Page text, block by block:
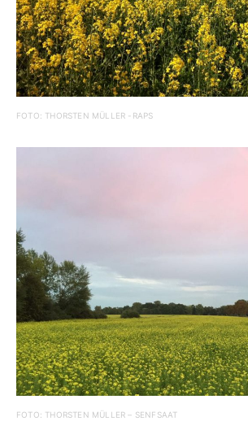
FOTO: THORSTEN MÜLLER -RAPS
FOTO: THORSTEN MÜLLER – SENFSAAT